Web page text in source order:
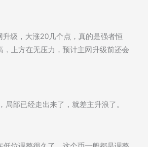
级，大涨20几个点，真的是强者恒
，上方在无压力，预计主网升级前还会
局部已经走出来了，就差主升浪了。